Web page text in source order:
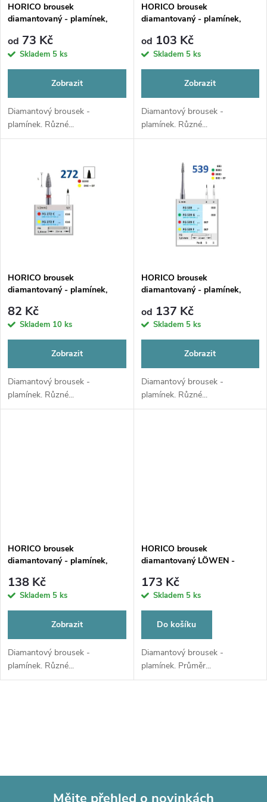
p
r
o
d
u
p
r
o
d
u
HORICO brousek
diamantovaný - plamínek,
od 73 Kč
Skladem 5 ks
Zobrazit
Diamantový brousek -
plamínek. Různé...
HORICO brousek
diamantovaný - plamínek,
od 103 Kč
Skladem 5 ks
Zobrazit
Diamantový brousek -
plamínek. Různé...
HORICO brousek
diamantovaný - plamínek,
82 Kč
Skladem 10 ks
Zobrazit
Diamantový brousek -
plamínek. Různé...
HORICO brousek
diamantovaný - plamínek,
od 137 Kč
Skladem 5 ks
Zobrazit
Diamantový brousek -
plamínek. Různé...
HORICO brousek
diamantovaný - plamínek,
138 Kč
Skladem 5 ks
Zobrazit
Diamantový brousek -
plamínek. Různé...
HORICO brousek
diamantovaný LÖWEN -
mm, zrnitost jemná
173 Kč
Skladem 5 ks
Do košíku
Diamantový brousek -
plamínek. Průměr...